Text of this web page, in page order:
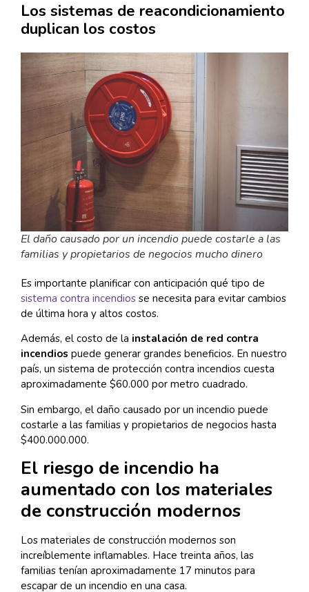
Los sistemas de reacondicionamiento
duplican los costos
El daño causado por un incendio puede costarle a las
familias y propietarios de negocios mucho dinero
Es importante planificar con anticipación qué tipo de
sistema contra incendios se necesita para evitar cambios
de última hora y altos costos.
Además, el costo de la instalación de red contra
incendios puede generar grandes beneficios. En nuestro
país, un sistema de protección contra incendios cuesta
aproximadamente $60.000 por metro cuadrado.
Sin embargo, el daño causado por un incendio puede
costarle a las familias y propietarios de negocios hasta
$400.000.000.
El riesgo de incendio ha
aumentado con los materiales
de construcción modernos
Los materiales de construcción modernos son
increíblemente inflamables. Hace treinta años, las
familias tenían aproximadamente 17 minutos para
escapar de un incendio en una casa.